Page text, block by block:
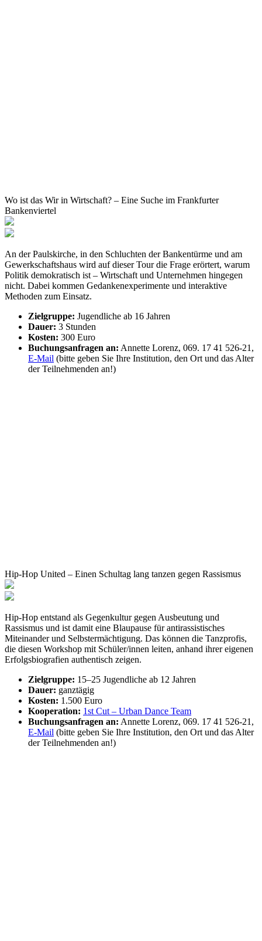
Wo ist das Wir in Wirtschaft? – Eine Suche im Frankfurter
Bankenviertel
An der Paulskirche, in den Schluchten der Bankentürme und am
Gewerkschaftshaus wird auf dieser Tour die Frage erörtert, warum
Politik demokratisch ist – Wirtschaft und Unternehmen hingegen
nicht. Dabei kommen Gedankenexperimente und interaktive
Methoden zum Einsatz.
Zielgruppe: Jugendliche ab 16 Jahren
Dauer: 3 Stunden
Kosten: 300 Euro
Buchungsanfragen an: Annette Lorenz, 069. 17 41 526-21,
E-Mail (bitte geben Sie Ihre Institution, den Ort und das Alter
der Teilnehmenden an!)
Hip-Hop United – Einen Schultag lang tanzen gegen Rassismus
Hip-Hop entstand als Gegenkultur gegen Ausbeutung und
Rassismus und ist damit eine Blaupause für antirassistisches
Miteinander und Selbstermächtigung. Das können die Tanzprofis,
die diesen Workshop mit Schüler/innen leiten, anhand ihrer eigenen
Erfolgsbiografien authentisch zeigen.
Zielgruppe: 15–25 Jugendliche ab 12 Jahren
Dauer: ganztägig
Kosten: 1.500 Euro
Kooperation: 1st Cut – Urban Dance Team
Buchungsanfragen an: Annette Lorenz, 069. 17 41 526-21,
E-Mail (bitte geben Sie Ihre Institution, den Ort und das Alter
der Teilnehmenden an!)